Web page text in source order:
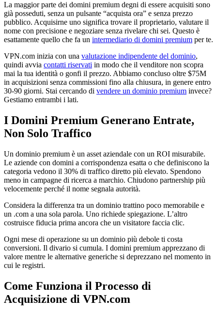
La maggior parte dei domini premium degni di essere acquisiti sono
già posseduti, senza un pulsante “acquista ora” e senza prezzo
pubblico. Acquisirne uno significa trovare il proprietario, valutare il
nome con precisione e negoziare senza rivelare chi sei. Questo è
esattamente quello che fa un intermediario di domini premium per te.
VPN.com inizia con una valutazione indipendente del dominio,
quindi avvia contatti riservati in modo che il venditore non scopra
mai la tua identità o gonfi il prezzo. Abbiamo concluso oltre $75M
in acquisizioni senza commissioni fino alla chiusura, in genere entro
30-90 giorni. Stai cercando di vendere un dominio premium invece?
Gestiamo entrambi i lati.
I Domini Premium Generano Entrate,
Non Solo Traffico
Un dominio premium è un asset aziendale con un ROI misurabile.
Le aziende con domini a corrispondenza esatta o che definiscono la
categoria vedono il 30% di traffico diretto più elevato. Spendono
meno in campagne di ricerca a marchio. Chiudono partnership più
velocemente perché il nome segnala autorità.
Considera la differenza tra un dominio trattino poco memorabile e
un .com a una sola parola. Uno richiede spiegazione. L’altro
costruisce fiducia prima ancora che un visitatore faccia clic.
Ogni mese di operazione su un dominio più debole ti costa
conversioni. Il divario si cumula. I domini premium apprezzano di
valore mentre le alternative generiche si deprezzano nel momento in
cui le registri.
Come Funziona il Processo di
Acquisizione di VPN.com